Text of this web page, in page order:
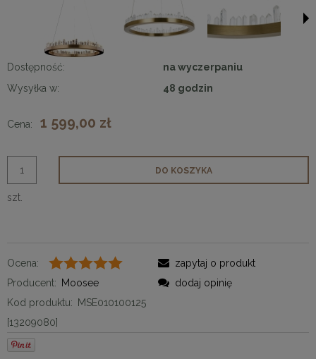
Dostępność:
na wyczerpaniu
Wysyłka w:
48 godzin
Cena: 1 599,00 zł
szt.
DO KOSZYKA
Ocena:
Producent:
Moosee
Kod produktu:
MSE010100125
[13209080]
zapytaj o produkt
dodaj opinię